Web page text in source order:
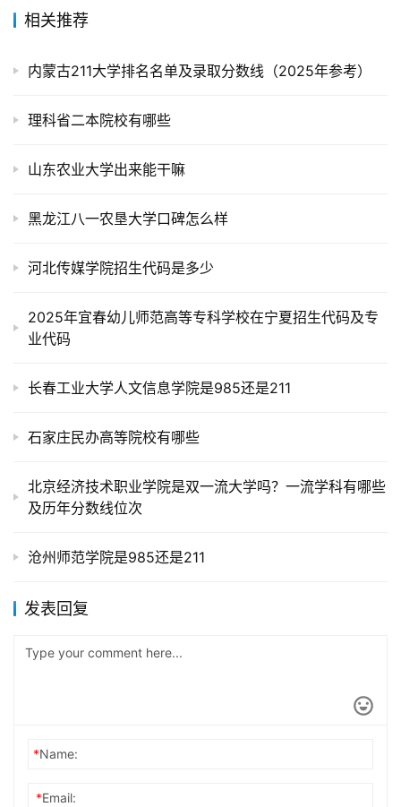
相关推荐
内蒙古211大学排名名单及录取分数线（2025年参考）
理科省二本院校有哪些
山东农业大学出来能干嘛
黑龙江八一农垦大学口碑怎么样
河北传媒学院招生代码是多少
2025年宜春幼儿师范高等专科学校在宁夏招生代码及专
业代码
长春工业大学人文信息学院是985还是211
石家庄民办高等院校有哪些
北京经济技术职业学院是双一流大学吗？一流学科有哪些
及历年分数线位次
沧州师范学院是985还是211
发表回复
*Name:
*Email: